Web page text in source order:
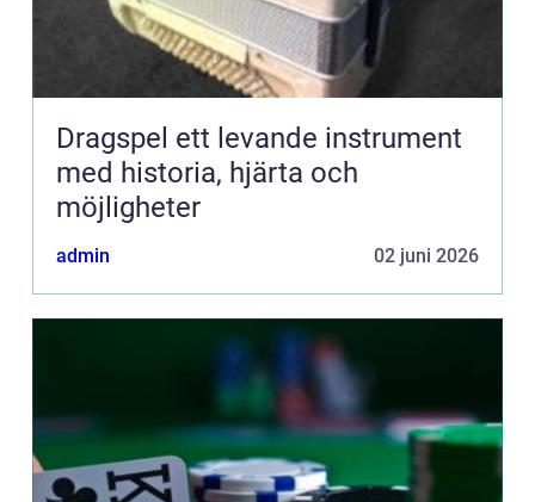
Dragspel ett levande instrument
med historia, hjärta och
möjligheter
admin 02 juni 2026